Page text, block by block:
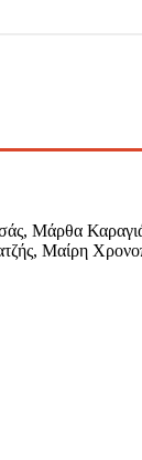
Μάρθα
Μαίρη